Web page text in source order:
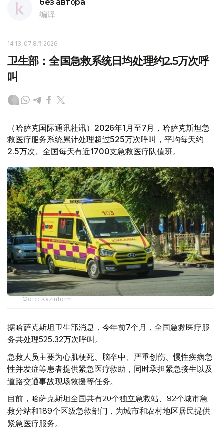
без автора
编译
14:13, 07 8月 2026
卫生部：全国急救系统日均处理约2.5万次呼
叫
（哈萨克国际通讯社讯）2026年1月至7月，哈萨克斯坦急
救医疗服务系统累计处理超过525万次呼叫，平均每天约
2.5万次。全国每天有近1700支急救医疗队值班。
Фото: Kazinform
据哈萨克斯坦卫生部消息，今年前7个月，全国急救医疗服
务共处理525.32万次呼叫。
急救人员主要为心肌梗死、脑卒中、严重创伤、慢性疾病急
性并发症等患者提供紧急医疗救助，同时承担紧急接生以及
道路交通事故现场救援等任务。
目前，哈萨克斯坦全国共有20个独立急救站、92个城市急
救分站和189个区级急救部门，为城市和农村地区居民提供
紧急医疗服务。